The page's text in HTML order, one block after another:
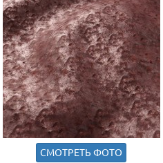
СМОТРЕТЬ ФОТО